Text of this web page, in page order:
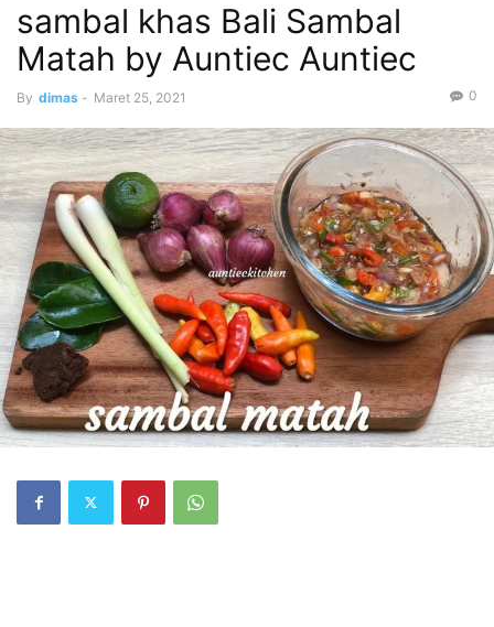
sambal khas Bali Sambal
Matah by Auntiec Auntiec
By dimas - Maret 25, 2021 0